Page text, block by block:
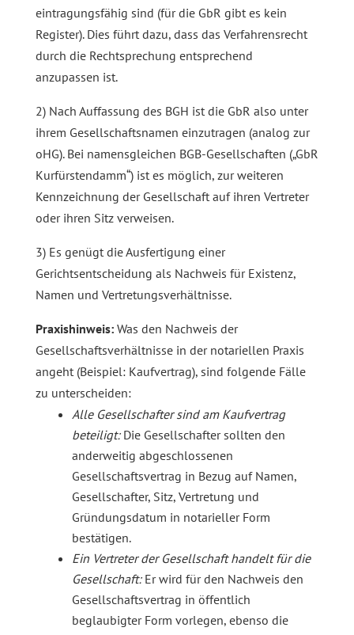
eintragungsfähig sind (für die GbR gibt es kein
Register). Dies führt dazu, dass das Verfahrensrecht
durch die Rechtsprechung entsprechend
anzupassen ist.
2) Nach Auffassung des BGH ist die GbR also unter
ihrem Gesellschaftsnamen einzutragen (analog zur
oHG). Bei namensgleichen BGB-Gesellschaften („GbR
Kurfürstendamm“) ist es möglich, zur weiteren
Kennzeichnung der Gesellschaft auf ihren Vertreter
oder ihren Sitz verweisen.
3) Es genügt die Ausfertigung einer
Gerichtsentscheidung als Nachweis für Existenz,
Namen und Vertretungsverhältnisse.
Praxishinweis:Was den Nachweis der
Gesellschaftsverhältnisse in der notariellen Praxis
angeht (Beispiel: Kaufvertrag), sind folgende Fälle
zu unterscheiden:
Alle Gesellschafter sind am Kaufvertrag
beteiligt:Die Gesellschafter sollten den
anderweitig abgeschlossenen
Gesellschaftsvertrag in Bezug auf Namen,
Gesellschafter, Sitz, Vertretung und
Gründungsdatum in notarieller Form
bestätigen.
Ein Vertreter der Gesellschaft handelt für die
Gesellschaft:Er wird für den Nachweis den
Gesellschaftsvertrag in öffentlich
beglaubigter Form vorlegen, ebenso die